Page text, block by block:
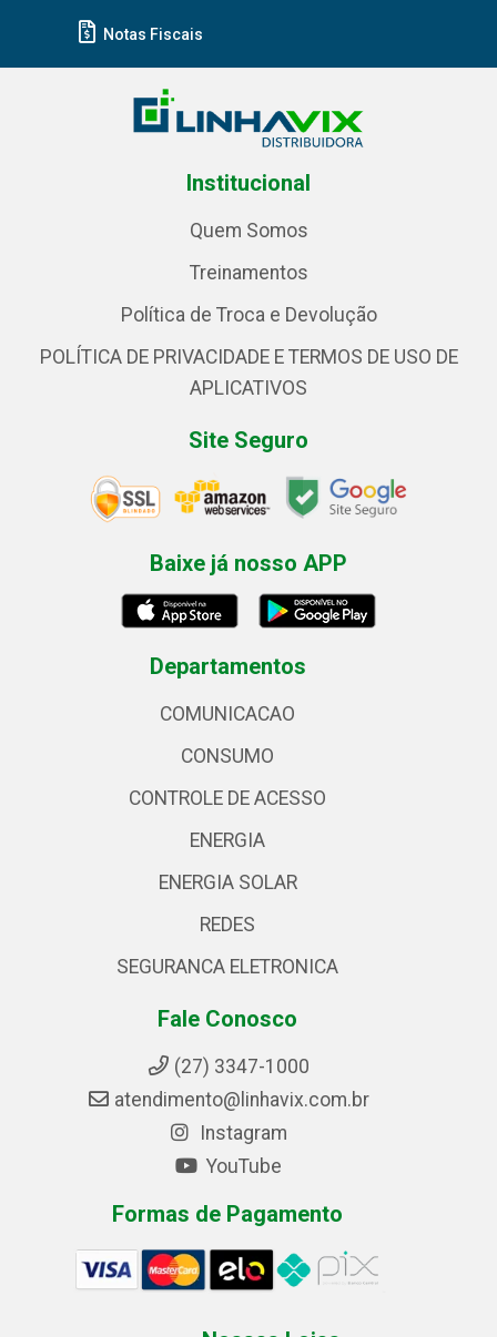
Notas Fiscais
Institucional
Quem Somos
Treinamentos
Política de Troca e Devolução
POLÍTICA DE PRIVACIDADE E TERMOS DE USO DE
APLICATIVOS
Site Seguro
Baixe já nosso APP
Departamentos
COMUNICACAO
CONSUMO
CONTROLE DE ACESSO
ENERGIA
ENERGIA SOLAR
REDES
SEGURANCA ELETRONICA
Fale Conosco
(27) 3347-1000
atendimento@linhavix.com.br
Instagram
YouTube
Formas de Pagamento